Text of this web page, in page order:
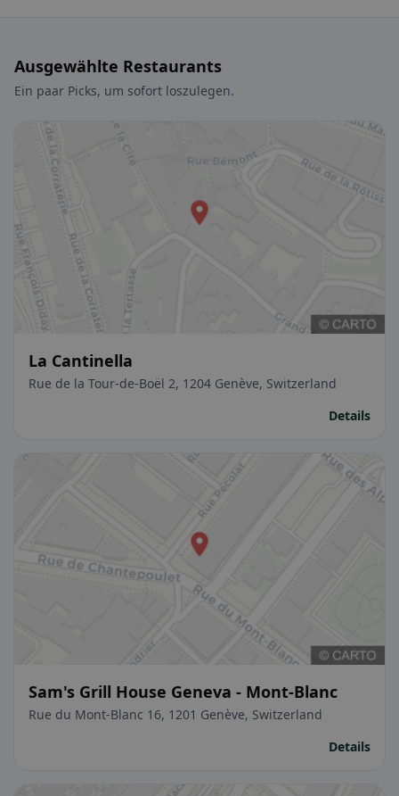
Ausgewählte Restaurants
Ein paar Picks, um sofort loszulegen.
La Cantinella
Rue de la Tour-de-Boël 2, 1204 Genève, Switzerland
Details
Sam's Grill House Geneva - Mont-Blanc
Rue du Mont-Blanc 16, 1201 Genève, Switzerland
Details